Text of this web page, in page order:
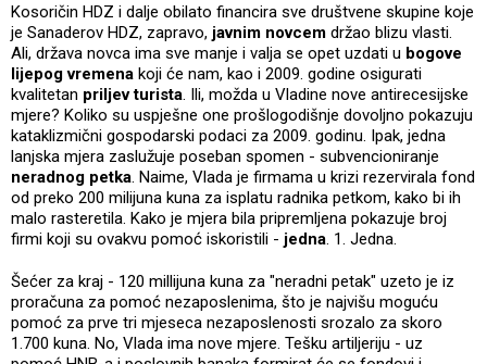
Kosoričin HDZ i dalje obilato financira sve društvene skupine koje
je Sanaderov HDZ, zapravo, javnim novcem držao blizu vlasti.
Ali, država novca ima sve manje i valja se opet uzdati u bogove
lijepog vremena koji će nam, kao i 2009. godine osigurati
kvalitetan priljev turista. Ili, možda u Vladine nove antirecesijske
mjere? Koliko su uspješne one prošlogodišnje dovoljno pokazuju
kataklizmični gospodarski podaci za 2009. godinu. Ipak, jedna
lanjska mjera zaslužuje poseban spomen - subvencioniranje
neradnog petka. Naime, Vlada je firmama u krizi rezervirala fond
od preko 200 milijuna kuna za isplatu radnika petkom, kako bi ih
malo rasteretila. Kako je mjera bila pripremljena pokazuje broj
firmi koji su ovakvu pomoć iskoristili - jedna. 1. Jedna.
Šećer za kraj - 120 millijuna kuna za "neradni petak" uzeto je iz
proračuna za pomoć nezaposlenima, što je najvišu moguću
pomoć za prve tri mjeseca nezaposlenosti srozalo za skoro
1.700 kuna. No, Vlada ima nove mjere. Tešku artiljeriju - uz